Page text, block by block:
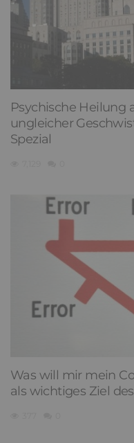
Psychische Heilung
ungleicher
Spezial
Was will mir mein
als wichtiges Ziel